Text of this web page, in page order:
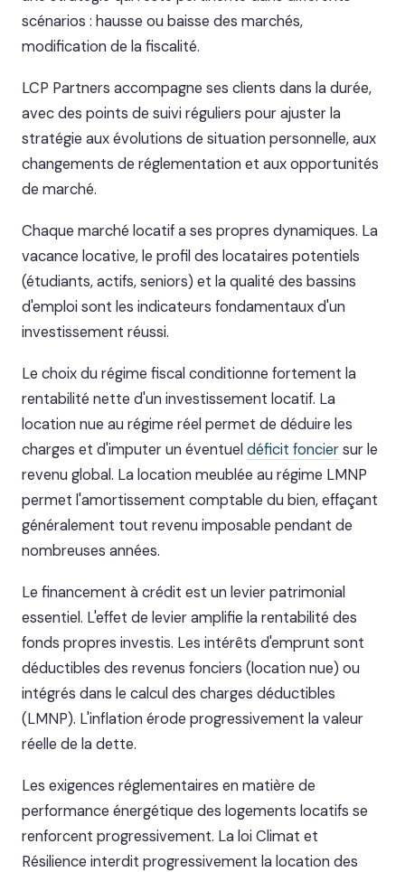
scénarios : hausse ou baisse des marchés,
modification de la fiscalité.
LCP Partners accompagne ses clients dans la durée,
avec des points de suivi réguliers pour ajuster la
stratégie aux évolutions de situation personnelle, aux
changements de réglementation et aux opportunités
de marché.
Chaque marché locatif a ses propres dynamiques. La
vacance locative, le profil des locataires potentiels
(étudiants, actifs, seniors) et la qualité des bassins
d'emploi sont les indicateurs fondamentaux d'un
investissement réussi.
Le choix du régime fiscal conditionne fortement la
rentabilité nette d'un investissement locatif. La
location nue au régime réel permet de déduire les
charges et d'imputer un éventuel déficit fonciersur le
revenu global. La location meublée au régime LMNP
permet l'amortissement comptable du bien, effaçant
généralement tout revenu imposable pendant de
nombreuses années.
Le financement à crédit est un levier patrimonial
essentiel. L'effet de levier amplifie la rentabilité des
fonds propres investis. Les intérêts d'emprunt sont
déductibles des revenus fonciers (location nue) ou
intégrés dans le calcul des charges déductibles
(LMNP). L'inflation érode progressivement la valeur
réelle de la dette.
Les exigences réglementaires en matière de
performance énergétique des logements locatifs se
renforcent progressivement. La loi Climat et
Résilience interdit progressivement la location des